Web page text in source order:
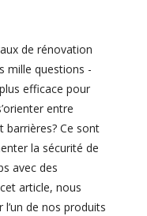
de rénovation
mille questions -
efficace pour
entre
barrières? Ce sont
la sécurité de
avec des
article, nous
de nos produits